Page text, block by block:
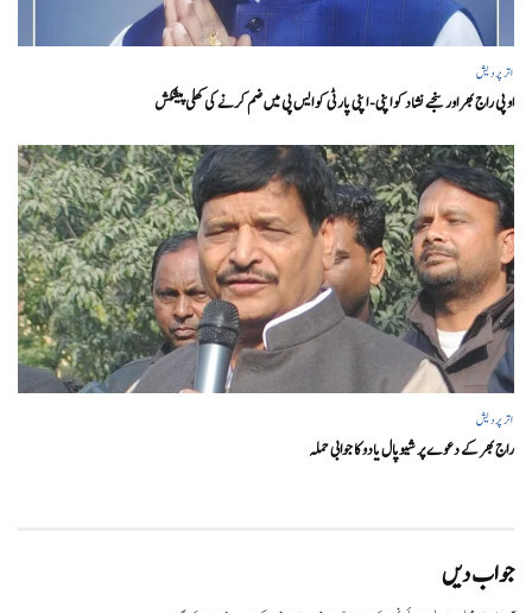
اتر پردیش
او پی راج بھر اور سنجے نشاد کو اپنی- اپنی پارٹی کو ایس پی میں ضم کرنے کی کھلی پیشکش
اتر پردیش
راج بھر کے دعوے پر شیوپال یادو کا جوابی حملہ
جواب دیں